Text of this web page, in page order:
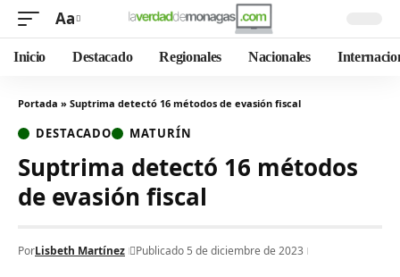
Aa
Inicio Destacado Regionales Nacionales
Portada » Suptrima detectó 16 métodos de evasión fiscal
DESTACADO MATURÍN
Suptrima detectó 16 métodos
de evasión fiscal
PorLisbeth Martínez Publicado 5 de diciembre de 2023